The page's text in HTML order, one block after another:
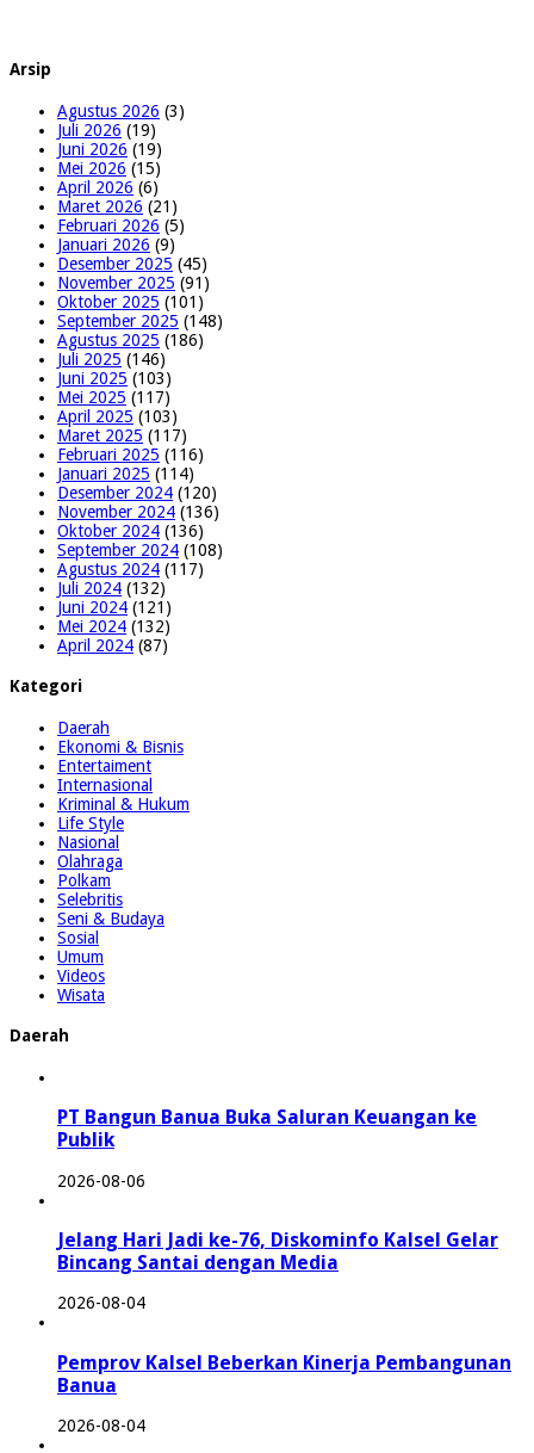
Arsip
Agustus 2026 (3)
Juli 2026 (19)
Juni 2026 (19)
Mei 2026 (15)
April 2026 (6)
Maret 2026 (21)
Februari 2026 (5)
Januari 2026 (9)
Desember 2025 (45)
November 2025 (91)
Oktober 2025 (101)
September 2025 (148)
Agustus 2025 (186)
Juli 2025 (146)
Juni 2025 (103)
Mei 2025 (117)
April 2025 (103)
Maret 2025 (117)
Februari 2025 (116)
Januari 2025 (114)
Desember 2024 (120)
November 2024 (136)
Oktober 2024 (136)
September 2024 (108)
Agustus 2024 (117)
Juli 2024 (132)
Juni 2024 (121)
Mei 2024 (132)
April 2024 (87)
Kategori
Daerah
Ekonomi & Bisnis
Entertaiment
Internasional
Kriminal & Hukum
Life Style
Nasional
Olahraga
Polkam
Selebritis
Seni & Budaya
Sosial
Umum
Videos
Wisata
Daerah
PT Bangun Banua Buka Saluran Keuangan ke
Publik
2026-08-06
Jelang Hari Jadi ke-76, Diskominfo Kalsel Gelar
Bincang Santai dengan Media
2026-08-04
Pemprov Kalsel Beberkan Kinerja Pembangunan
Banua
2026-08-04